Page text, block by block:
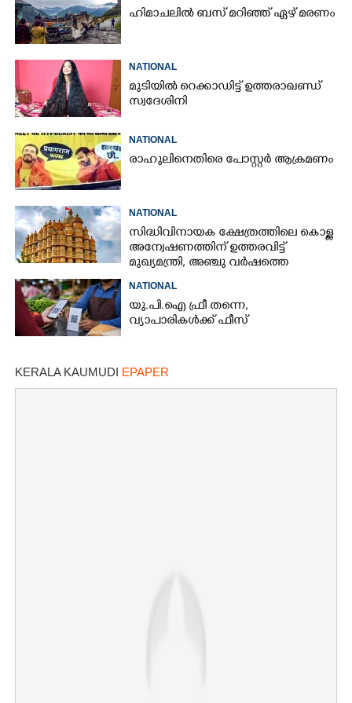
ഹിമാചലിൽ ബസ് മറിഞ്ഞ് ഏഴ് മരണം
NATIONAL
മുടിയിൽ റെക്കാഡിട്ട് ഉത്തരാഖണ്ഡ്
സ്വദേശിനി
NATIONAL
രാഹുലിനെതിരെ പോസ്റ്റർ ആക്രമണം
NATIONAL
സിദ്ധിവിനായക ക്ഷേത്രത്തിലെ കൊള്ള
അന്വേഷണത്തിന് ഉത്തരവിട്ട്
മുഖ്യമന്ത്രി, അഞ്ചു വർഷത്തെ
കണക്കുകൾ പരിശോധിക്കണം
NATIONAL
യു.പി.ഐ ഫ്രീ തന്നെ,
വ്യാപാരികൾക്ക് ഫീസ്
KERALA KAUMUDI EPAPER